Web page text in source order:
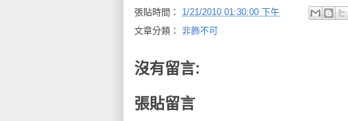
張貼時間： 1/21/2010 01:30:00 下午
文章分類： 非飾不可
沒有留言:
張貼留言